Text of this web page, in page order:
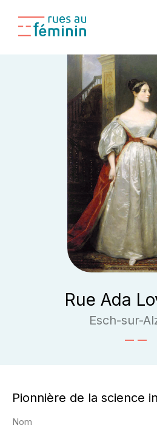
Rue Ada
Esch-sur-
Pionnière de la science
Nom